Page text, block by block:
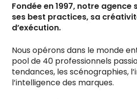
Fondée en 1997, notre agence
ses best practices, sa
d’exécution.
Nous opérons dans le monde
pool de 40 professionnels
tendances, les scénographies,
l’intelligence des marques.